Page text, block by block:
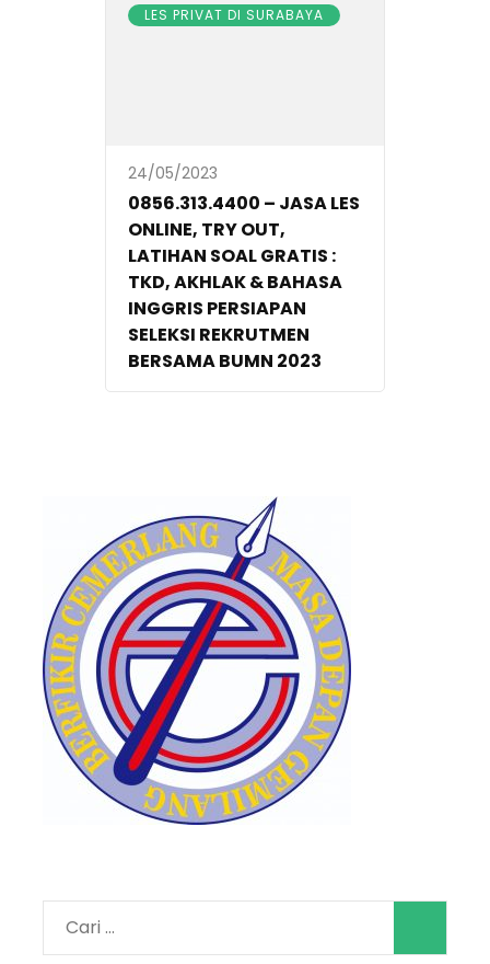
LES PRIVAT DI SURABAYA
24/05/2023
0856.313.4400 – JASA LES
ONLINE, TRY OUT,
LATIHAN SOAL GRATIS :
TKD, AKHLAK & BAHASA
INGGRIS PERSIAPAN
SELEKSI REKRUTMEN
BERSAMA BUMN 2023
Cari
untuk: